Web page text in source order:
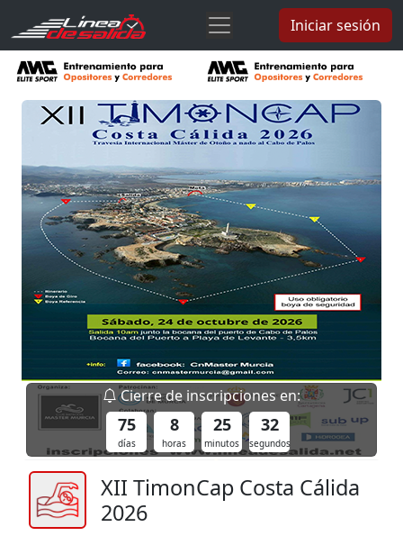
Iniciar sesión
Cierre de inscripciones en:
75
días
8
horas
25
minutos
31
segundos
XII TimonCap Costa Cálida
2026